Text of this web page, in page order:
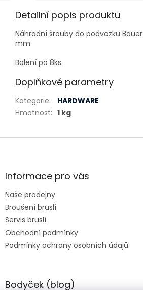
Detailní popis produktu
Náhradní šrouby do podvozku
mm.
Balení po 8ks.
Doplňkové parametry
Kategorie:
HARDWARE
Hmotnost: 1 kg
Z
aInformace pro vás
Naše prodejny
Broušení bruslí
Servis bruslí
Obchodní podmínky
Podmínky ochrany osobních údajů
Bodyček (blog)